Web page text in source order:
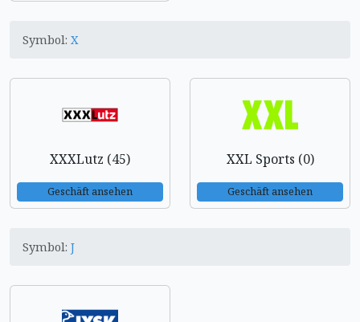
Symbol: X
XXXLutz (45)
Geschäft ansehen
XXL Sports (0)
Geschäft ansehen
Symbol: J